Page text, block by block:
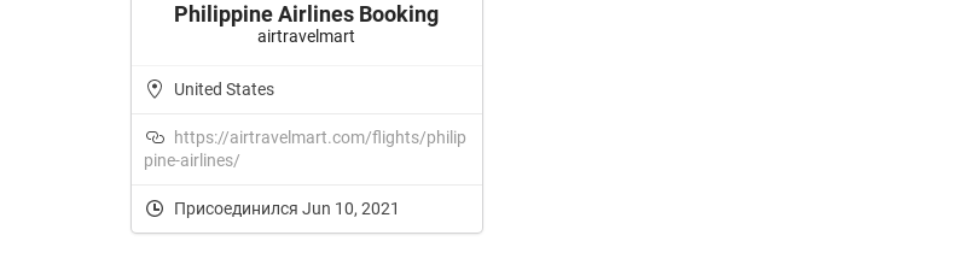
Philippine Airlines Booking
airtravelmart
United States
https://airtravelmart.com/flights/philip
pine-airlines/
Присоединился Jun 10, 2021